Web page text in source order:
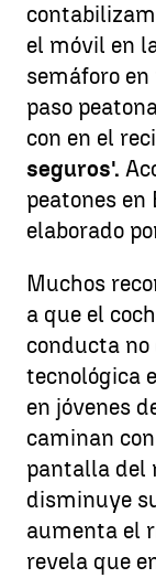
el móvil en
semáforo en
paso
con en el
seguros'.
peatones en
elaborado
Muchos
a que el
conducta
tecnológica
en jóvenes
caminan
pantalla del
disminuye
aumenta el
revela que